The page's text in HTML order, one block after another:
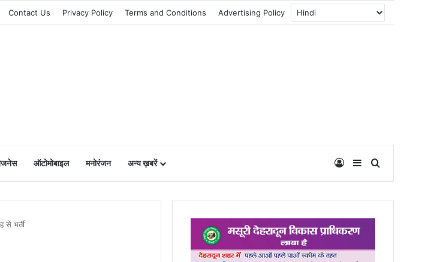
Contact Us Privacy Policy Terms and Conditions Advertising Policy
ऑटोमोबाइल मनोरंजन अन्य ख़बरें Log InSidebar
से भर्ती